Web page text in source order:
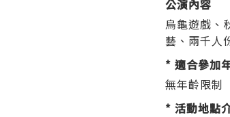
公演內容
烏龜遊戲、
藝、兩千人
* 適合參加
無年齡限制
* 活動地點